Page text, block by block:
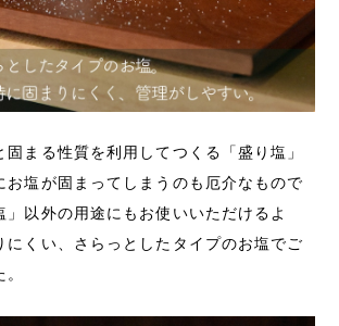
固まる性質を利用してつくる「盛り塩」
お塩が固まってしまうのも厄介なもので
」以外の用途にもお使いいただけるよ
にくい、さらっとしたタイプのお塩でご